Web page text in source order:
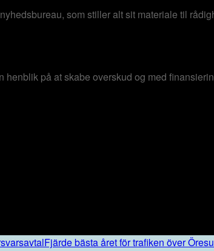
som stiller alt sit materiale til
på at skabe overskud og med
Fjärde bästa året för trafiken över